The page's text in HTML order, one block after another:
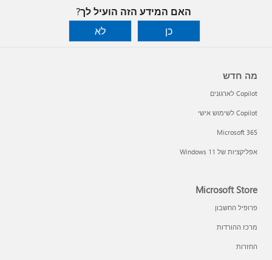
האם המידע הזה הועיל לך?
כן
לא
מה חדש
Copilot לארגונים
Copilot לשימוש אישי
Microsoft 365
אפליקציות של Windows 11‏
Microsoft Store
פרופיל החשבון
מרכז ההורדות
החזרות